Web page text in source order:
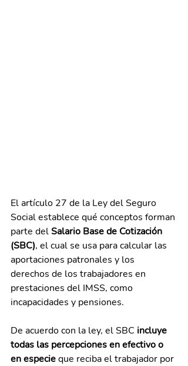
El artículo 27 de la Ley del Seguro
Social establece qué conceptos forman
parte del Salario Base de Cotización
(SBC), el cual se usa para calcular las
aportaciones patronales y los
derechos de los trabajadores en
prestaciones del IMSS, como
incapacidades y pensiones.
De acuerdo con la ley, el SBC incluye
todas las percepciones en efectivo o
en especie que reciba el trabajador por